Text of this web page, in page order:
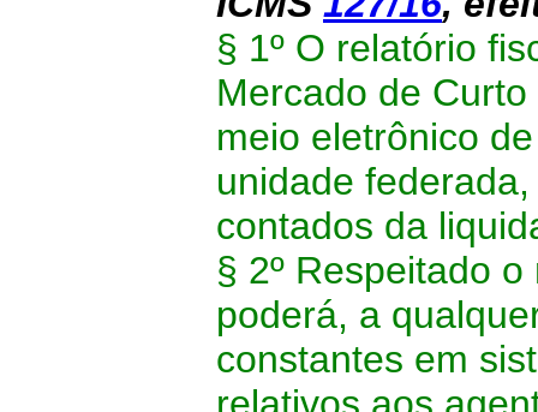
§ 1º O relatório
Mercado de
meio eletrônico
unidade
contados da
§ 2º Respeitado
poderá, a
constantes em